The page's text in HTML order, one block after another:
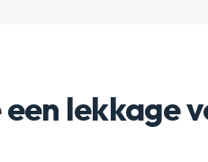
een lekkage